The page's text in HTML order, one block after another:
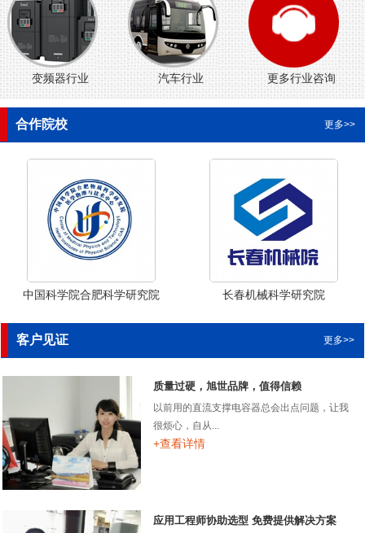
变频器行业 汽车行业 更多行业咨询
合作院校 更多>>
中国科学院合肥科学研究院 长春机械科学研究院
客户见证 更多>>
质量过硬，旭世品牌，值得信赖
以前用的直流支撑电容器总会出点问题，让我
很烦心，自从...
+查看详情
应用工程师协助选型 免费提供解决方案